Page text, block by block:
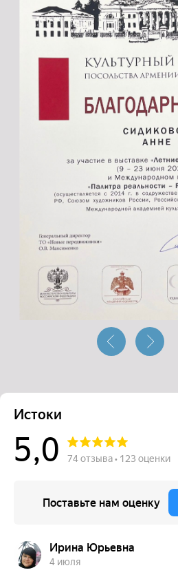
Истоки на карте Подольска — Яндекс Карты